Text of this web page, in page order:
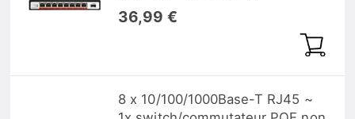
36,99 €
8 x 10/100/1000Base-T RJ45 ~